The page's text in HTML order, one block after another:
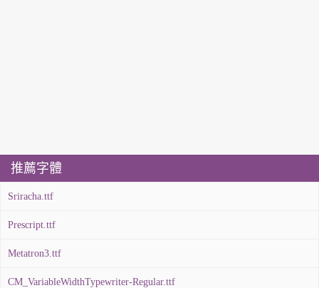
推薦字體
Sriracha.ttf
Prescript.ttf
Metatron3.ttf
CM_VariableWidthTypewriter-Regular.ttf